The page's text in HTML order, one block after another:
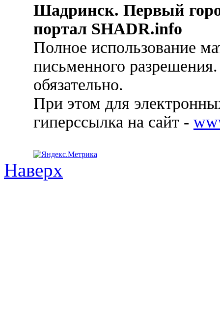
Шадринск. Первый
портал SHADR.info
Полное использование
письменного
обязательно.
При этом для
гиперссылка на сайт -
Наверх